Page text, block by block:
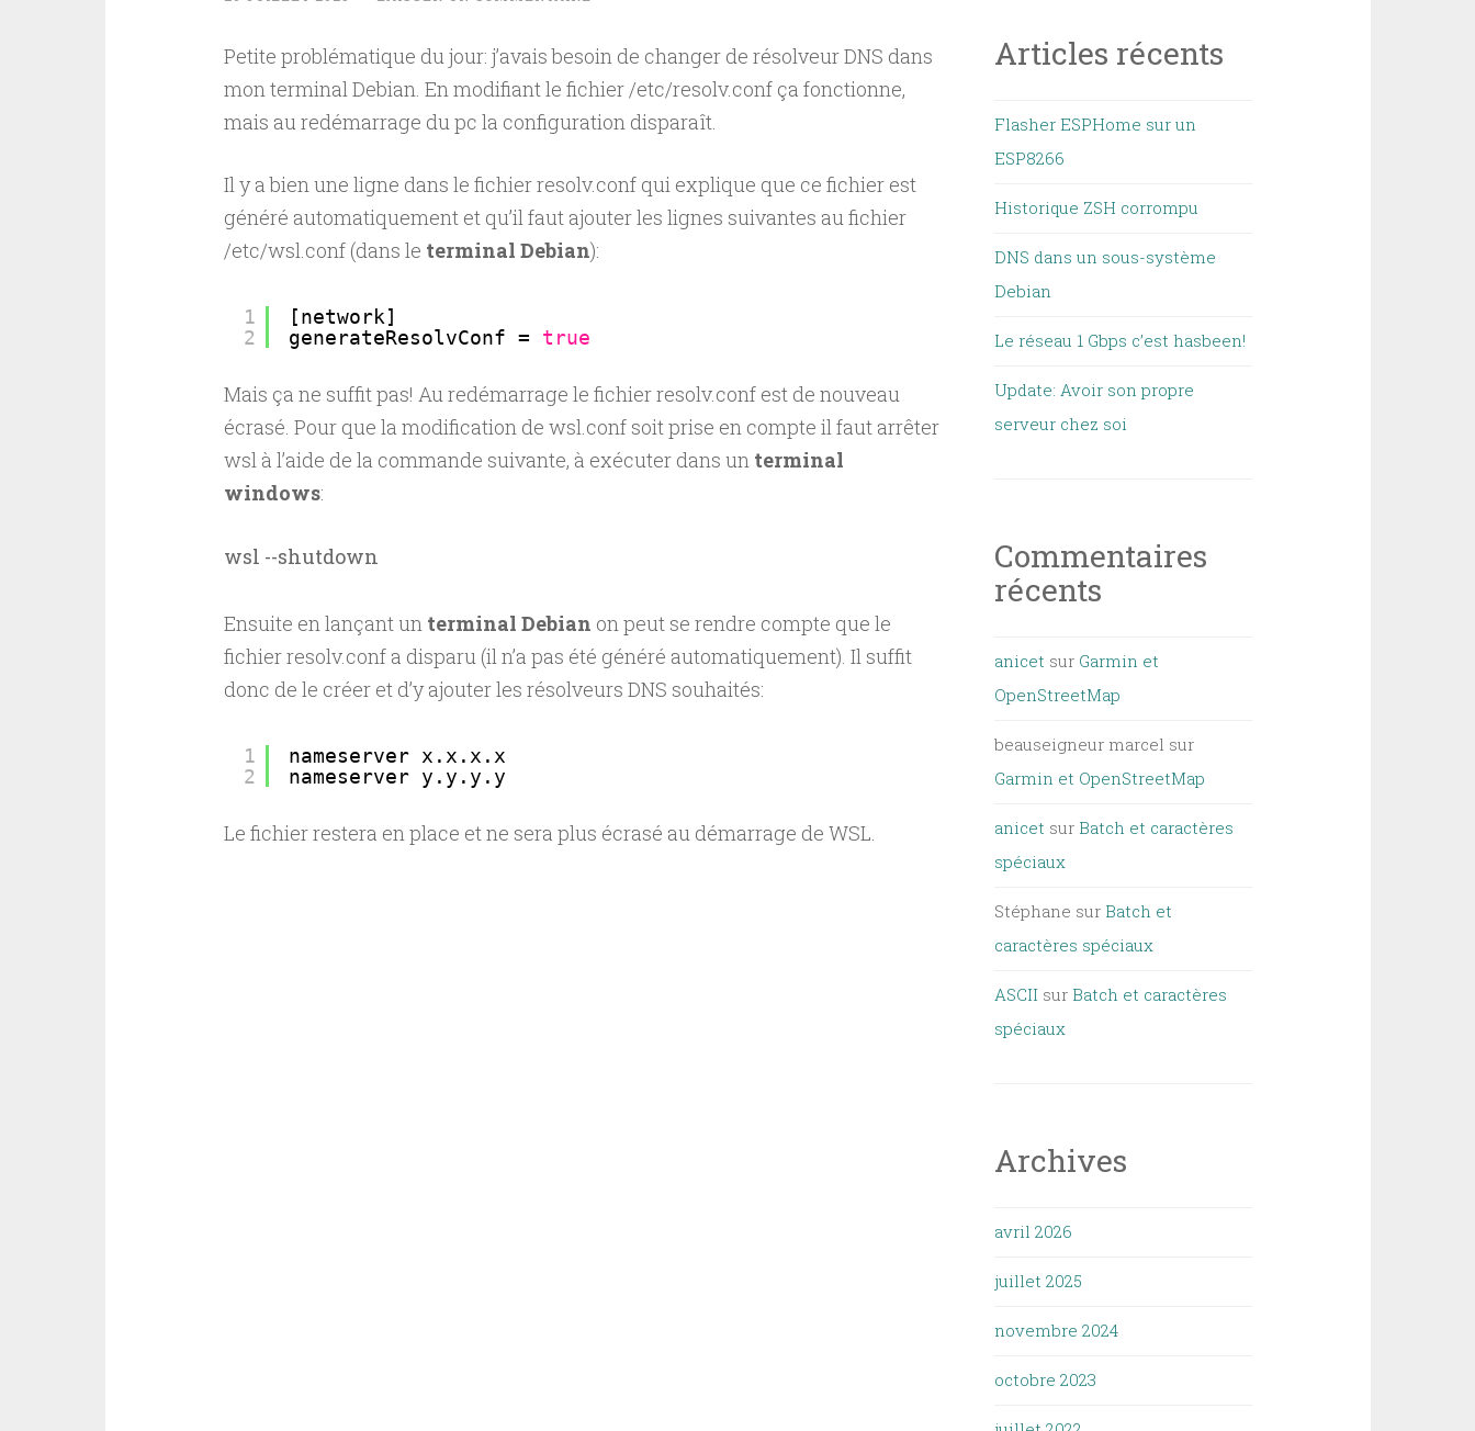
Petite problématique du jour: j’avais besoin de changer de résolveur DNS dans
mon terminal Debian. En modifiant le fichier /etc/resolv.conf ça fonctionne,
mais au redémarrage du pc la configuration disparaît.
Il y a bien une ligne dans le fichier resolv.conf qui explique que ce fichier est
généré automatiquement et qu’il faut ajouter les lignes suivantes au fichier
/etc/wsl.conf (dans le terminal Debian):
1
2
[network]
generateResolvConf = true
Mais ça ne suffit pas! Au redémarrage le fichier resolv.conf est de nouveau
écrasé. Pour que la modification de wsl.conf soit prise en compte il faut arrêter
wsl à l’aide de la commande suivante, à exécuter dans un terminal
windows:
wsl --shutdown
Ensuite en lançant un terminal Debian on peut se rendre compte que le
fichier resolv.conf a disparu (il n’a pas été généré automatiquement). Il suffit
donc de le créer et d’y ajouter les résolveurs DNS souhaités:
1
2
nameserver x.x.x.x
nameserver y.y.y.y
Le fichier restera en place et ne sera plus écrasé au démarrage de WSL.
Articles récents
Flasher ESPHome sur un
ESP8266
Historique ZSH corrompu
DNS dans un sous-système
Debian
Le réseau 1 Gbps c’est hasbeen!
Update: Avoir son propre
serveur chez soi
Commentaires
récents
anicet sur Garmin et
OpenStreetMap
beauseigneur marcel sur
Garmin et OpenStreetMap
anicet sur Batch et caractères
spéciaux
Stéphane sur Batch et
caractères spéciaux
ASCII sur Batch et caractères
spéciaux
Archives
avril 2026
juillet 2025
novembre 2024
octobre 2023